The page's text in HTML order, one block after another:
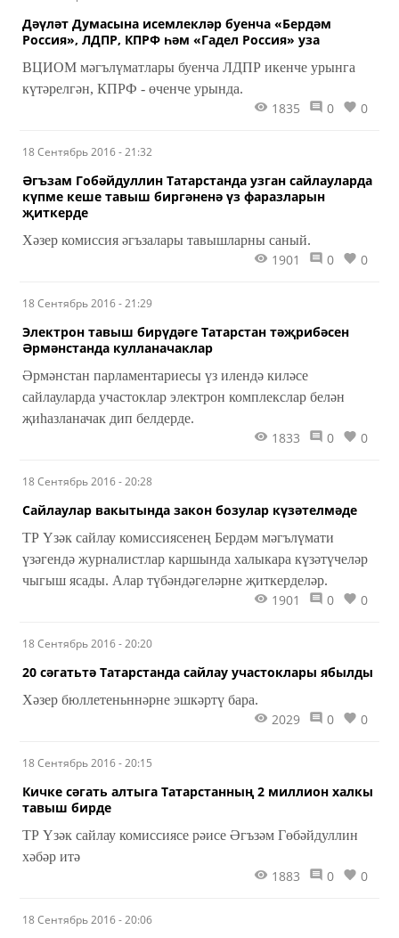
Дәүләт Думасына исемлекләр буенча «Бердәм
Россия», ЛДПР, КПРФ һәм «Гадел Россия» уза
ВЦИОМ мәгълүматлары буенча ЛДПР икенче урынга
күтәрелгән, КПРФ - өченче урында.
1835 0 0
18 Сентябрь 2016 - 21:32
Әгъзам Гобәйдуллин Татарстанда узган сайлауларда
күпме кеше тавыш биргәненә үз фаразларын
җиткерде
Хәзер комиссия әгъзалары тавышларны саный.
1901 0 0
18 Сентябрь 2016 - 21:29
Электрон тавыш бирүдәге Татарстан тәҗрибәсен
Әрмәнстанда кулланачаклар
Әрмәнстан парламентариесы үз илендә киләсе
сайлауларда участоклар электрон комплекслар белән
җиһазланачак дип белдерде.
1833 0 0
18 Сентябрь 2016 - 20:28
Сайлаулар вакытында закон бозулар күзәтелмәде
ТР Үзәк сайлау комиссиясенең Бердәм мәгълүмати
үзәгендә журналистлар каршында халыкара күзәтүчеләр
чыгыш ясады. Алар түбәндәгеләрне җиткерделәр.
1901 0 0
18 Сентябрь 2016 - 20:20
20 сәгатьтә Татарстанда сайлау участоклары ябылды
Хәзер бюллетеньннәрне эшкәртү бара.
2029 0 0
18 Сентябрь 2016 - 20:15
Кичке сәгать алтыга Татарстанның 2 миллион халкы
тавыш бирде
ТР Үзәк сайлау комиссиясе рәисе Әгъзәм Гөбәйдуллин
хәбәр итә
1883 0 0
18 Сентябрь 2016 - 20:06